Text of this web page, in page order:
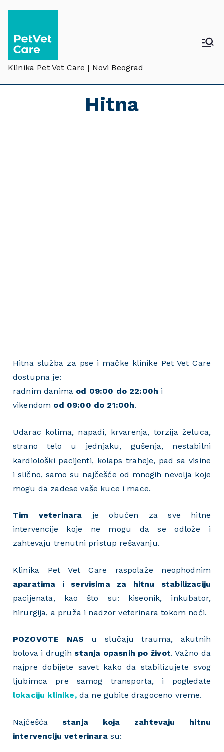
Klinika Pet Vet Care | Novi Beograd
Hitna
Hitna služba za pse i mačke klinike Pet Vet Care
dostupna je:
radnim danima od 09:00 do 22:00h i
vikendom od 09:00 do 21:00h.
Udarac kolima, napadi, krvarenja, torzija želuca,
strano telo u jednjaku, gušenja, nestabilni
kardiološki pacijenti, kolaps traheje, pad sa visine
i slično, samo su najčešće od mnogih nevolja koje
mogu da zadese vaše kuce i mace.
Tim veterinara je obučen za sve hitne
intervencije koje ne mogu da se odlože i
zahtevaju trenutni pristup rešavanju.
Klinika Pet Vet Care raspolaže neophodnim
aparatima i servisima za hitnu stabilizaciju
pacijenata, kao što su: kiseonik, inkubator,
hirurgija, a pruža i nadzor veterinara tokom noći.
POZOVOTE NAS u slučaju trauma, akutnih
bolova i drugih stanja opasnih po život. Važno da
najpre dobijete savet kako da stabilizujete svog
ljubimca pre samog transporta, i pogledate
lokaciju klinike,da ne gubite dragoceno vreme.
Najčešća stanja koja zahtevaju hitnu
intervenciju veterinarasu: